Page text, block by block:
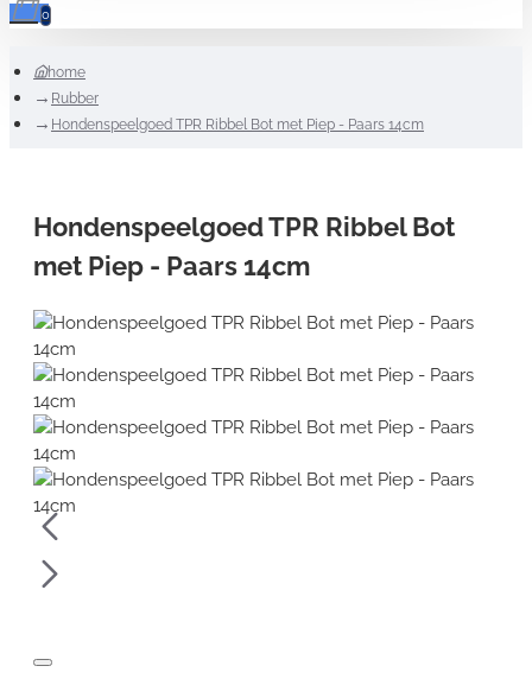
0
home
Rubber
Hondenspeelgoed TPR Ribbel Bot met Piep - Paars 14cm
Hondenspeelgoed TPR Ribbel Bot
met Piep - Paars 14cm